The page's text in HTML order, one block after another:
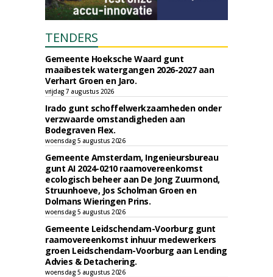
TENDERS
Gemeente Hoeksche Waard gunt
maaibestek watergangen 2026-2027 aan
Verhart Groen en Jaro.
vrijdag 7 augustus 2026
Irado gunt schoffelwerkzaamheden onder
verzwaarde omstandigheden aan
Bodegraven Flex.
woensdag 5 augustus 2026
Gemeente Amsterdam, Ingenieursbureau
gunt AI 2024-0210 raamovereenkomst
ecologisch beheer aan De Jong Zuurmond,
Struunhoeve, Jos Scholman Groen en
Dolmans Wieringen Prins.
woensdag 5 augustus 2026
Gemeente Leidschendam-Voorburg gunt
raamovereenkomst inhuur medewerkers
groen Leidschendam-Voorburg aan Lending
Advies & Detachering.
woensdag 5 augustus 2026